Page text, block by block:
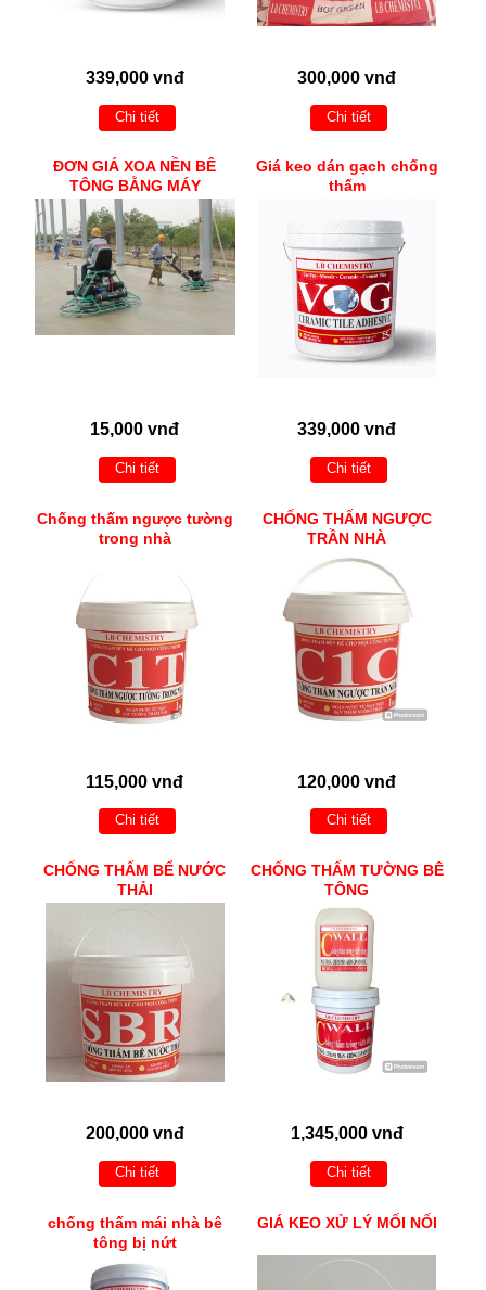
339,000 vnđ
Chi tiết
300,000 vnđ
Chi tiết
ĐƠN GIÁ XOA NỀN BÊ
TÔNG BẰNG MÁY
15,000 vnđ
Chi tiết
Giá keo dán gạch chống
thấm
339,000 vnđ
Chi tiết
Chống thấm ngược tường
trong nhà
115,000 vnđ
Chi tiết
CHỐNG THẤM NGƯỢC
TRẦN NHÀ
120,000 vnđ
Chi tiết
CHỐNG THẤM BỂ NƯỚC
THẢI
200,000 vnđ
Chi tiết
CHỐNG THẤM TƯỜNG BÊ
TÔNG
1,345,000 vnđ
Chi tiết
chống thấm mái nhà bê
tông bị nứt
GIÁ KEO XỬ LÝ MỐI NỐI